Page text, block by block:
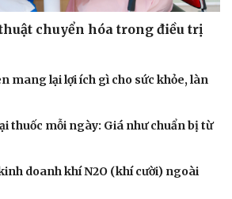
chuyển hóa trong điều trị
mang lại lợi ích gì cho sức khỏe, làn
thuốc mỗi ngày: Giá như chuẩn bị từ
doanh khí N2O (khí cười) ngoài